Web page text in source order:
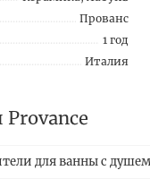
Прованс
1 год
Италия
для ванны с душем